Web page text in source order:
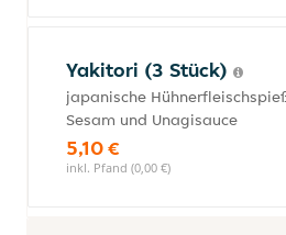
Yakitori (3 Stück)
japanische
Sesam und Unagisauce
5,10 €
inkl. Pfand (0,00 €)